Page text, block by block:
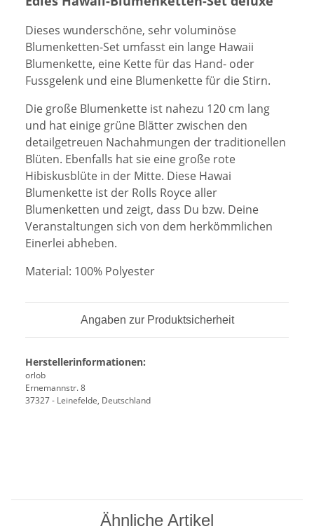
Dieses wunderschöne, sehr voluminöse
Blumenketten-Set umfasst ein lange Hawaii
Blumenkette, eine Kette für das Hand- oder
Fussgelenk und eine Blumenkette für die Stirn.
Die große Blumenkette ist nahezu 120 cm lang
und hat einige grüne Blätter zwischen den
detailgetreuen Nachahmungen der traditionellen
Blüten. Ebenfalls hat sie eine große rote
Hibiskusblüte in der Mitte. Diese Hawai
Blumenkette ist der Rolls Royce aller
Blumenketten und zeigt, dass Du bzw. Deine
Veranstaltungen sich von dem herkömmlichen
Einerlei abheben.
Material: 100% Polyester
Angaben zur Produktsicherheit
Herstellerinformationen:
orlob
Ernemannstr. 8
37327 - Leinefelde, Deutschland
Ähnliche Artikel